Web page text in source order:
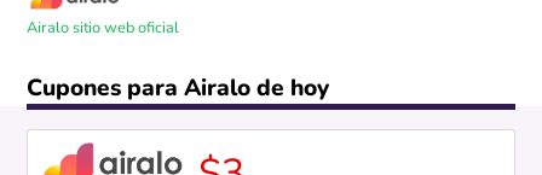
Airalo sitio web oficial
Cupones para Airalo de hoy